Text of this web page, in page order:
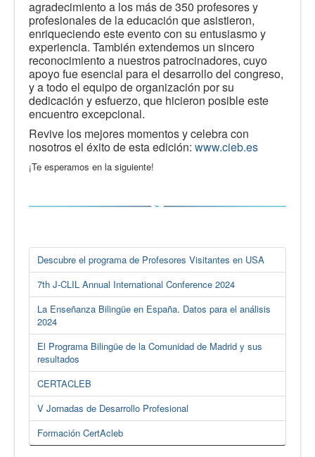
agradecimiento a los más de 350 profesores y
profesionales de la educación que asistieron,
enriqueciendo este evento con su entusiasmo y
experiencia. También extendemos un sincero
reconocimiento a nuestros patrocinadores, cuyo
apoyo fue esencial para el desarrollo del congreso,
y a todo el equipo de organización por su
dedicación y esfuerzo, que hicieron posible este
encuentro excepcional.
Revive los mejores momentos y celebra con
nosotros el éxito de esta edición: www.cieb.es
¡Te esperamos en la siguiente!
Descubre el programa de Profesores Visitantes en USA
7th J-CLIL Annual International Conference 2024
La Enseñanza Bilingüe en España. Datos para el análisis
2024
El Programa Bilingüe de la Comunidad de Madrid y sus
resultados
CERTACLEB
V Jornadas de Desarrollo Profesional
Formación CertAcleb